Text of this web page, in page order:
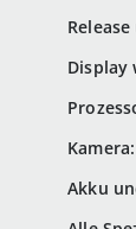
Display
Akku